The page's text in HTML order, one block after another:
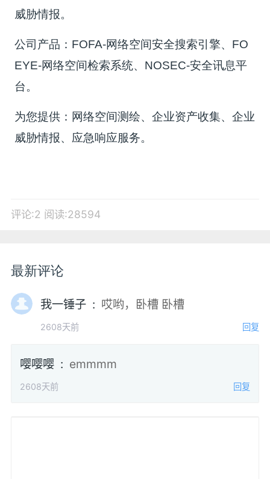
威胁情报。
公司产品：FOFA-网络空间安全搜索引擎、FO
EYE-网络空间检索系统、NOSEC-安全讯息平
台。
为您提供：网络空间测绘、企业资产收集、企业
威胁情报、应急响应服务。
评论:2 阅读:28594
最新评论
我一锤子 : 哎哟，卧槽 卧槽
2608天前 回复
嘤嘤嘤 : emmmm
2608天前 回复